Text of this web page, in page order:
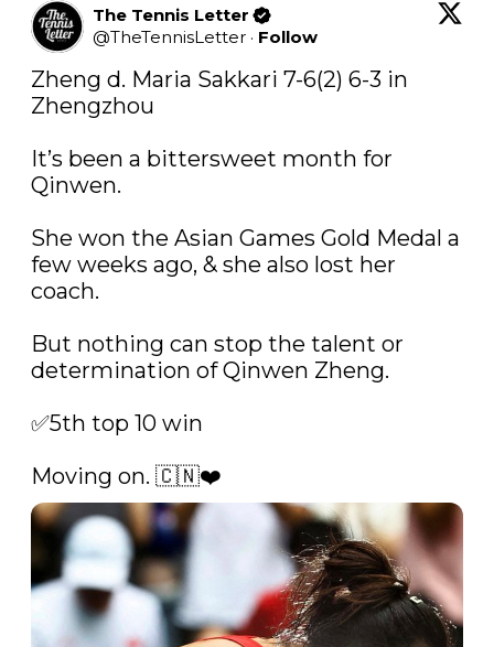
The Tennis Letter
@TheTennisLetter · Follow
Zheng d. Maria Sakkari 7-6(2) 6-3 in
Zhengzhou
It’s been a bittersweet month for
Qinwen.
She won the Asian Games Gold Medal a
few weeks ago, & she also lost her
coach.
But nothing can stop the talent or
determination of Qinwen Zheng.
✅5th top 10 win
Moving on. 🇨🇳❤️